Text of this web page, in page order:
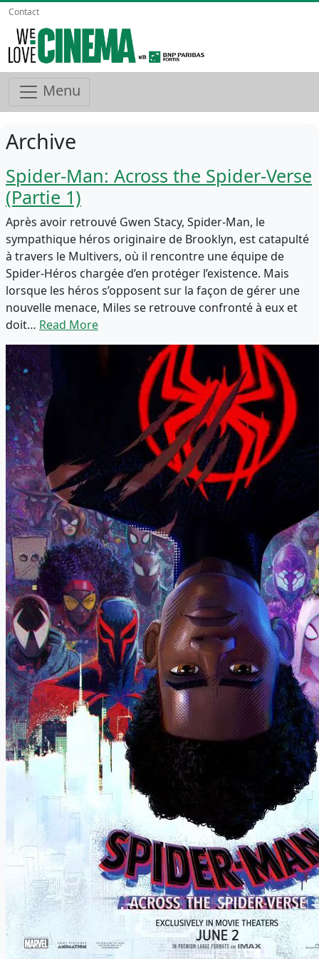
Contact
Menu
Archive
Spider-Man: Across the Spider-Verse
(Partie 1)
Après avoir retrouvé Gwen Stacy, Spider-Man, le
sympathique héros originaire de Brooklyn, est catapulté
à travers le Multivers, où il rencontre une équipe de
Spider-Héros chargée d’en protéger l’existence. Mais
lorsque les héros s’opposent sur la façon de gérer une
nouvelle menace, Miles se retrouve confronté à eux et
doit… Read More